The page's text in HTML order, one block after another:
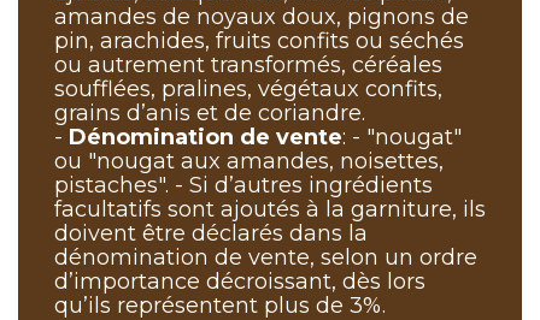
amandes de noyaux doux, pignons de
pin, arachides, fruits confits ou séchés
ou autrement transformés, céréales
soufflées, pralines, végétaux confits,
grains d’anis et de coriandre.
- Dénomination de vente: - "nougat"
ou "nougat aux amandes, noisettes,
pistaches". - Si d’autres ingrédients
facultatifs sont ajoutés à la garniture, ils
doivent être déclarés dans la
dénomination de vente, selon un ordre
d’importance décroissant, dès lors
qu’ils représentent plus de 3%.